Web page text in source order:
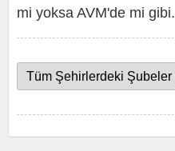
mi yoksa AVM'de mi gibi.